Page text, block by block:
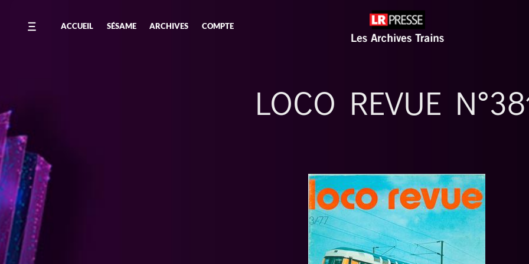
ACCUEIL SÉSAME ARCHIVES COMPTE
LOCO REVUE